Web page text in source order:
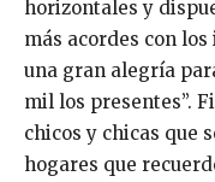
horizontales y
más acordes con
una gran alegría
mil los presentes”.
chicos y chicas que
hogares que